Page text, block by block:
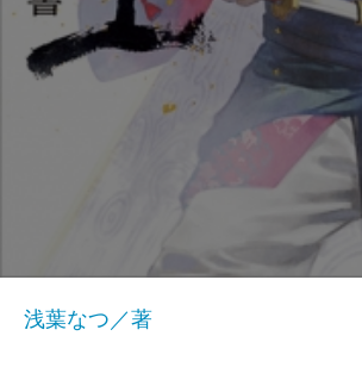
浅葉なつ／著